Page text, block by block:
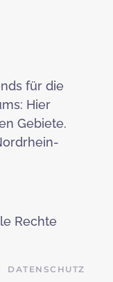
für die
Hier
Gebiete.
Rechte
DATENSCHUTZ